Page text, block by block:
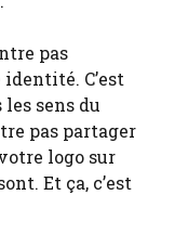
pas
C’est
sens du
pas partager
logo sur
Et ça, c’est